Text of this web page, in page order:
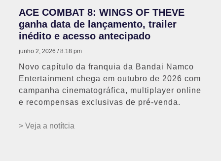
ACE COMBAT 8: WINGS OF THEVE
ganha data de lançamento, trailer
inédito e acesso antecipado
junho 2, 2026 8:18 pm
Novo capítulo da franquia da Bandai Namco
Entertainment chega em outubro de 2026 com
campanha cinematográfica, multiplayer online
e recompensas exclusivas de pré-venda.
> Veja a notítcia